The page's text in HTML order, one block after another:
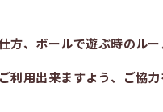
方、ボールで遊ぶ時のル
利用出来ますよう、ご協力